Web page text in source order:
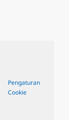
Pengaturan
Cookie